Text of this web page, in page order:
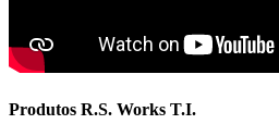
Produtos R.S. Works T.I.